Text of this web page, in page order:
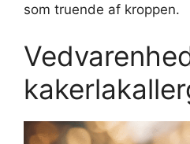
som truende af kroppen.